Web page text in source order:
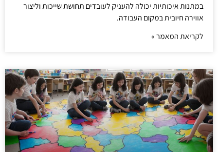
במתנות איכותיות יכולה להעניק לעובדים תחושת שייכות וליצור
אווירה חיובית במקום העבודה.
לקריאת המאמר »